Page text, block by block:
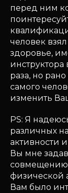
перед ним
человек
здоровье,
инструктора
раза, но
самого
изменить
PS: Я
различных
активности
Вы мне
совмещению
физической
Вам было